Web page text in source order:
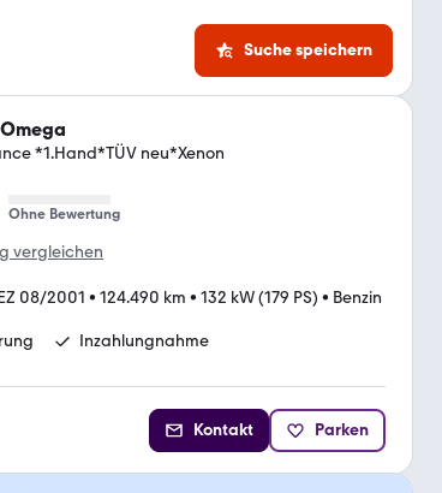
Suche speichern
*1.Hand*TÜV neu*Xenon
Ohne Bewertung
vergleichen
08/2001 • 124.490 km • 132 kW (179 PS) • Benzin
Inzahlungnahme
Kontakt Parken